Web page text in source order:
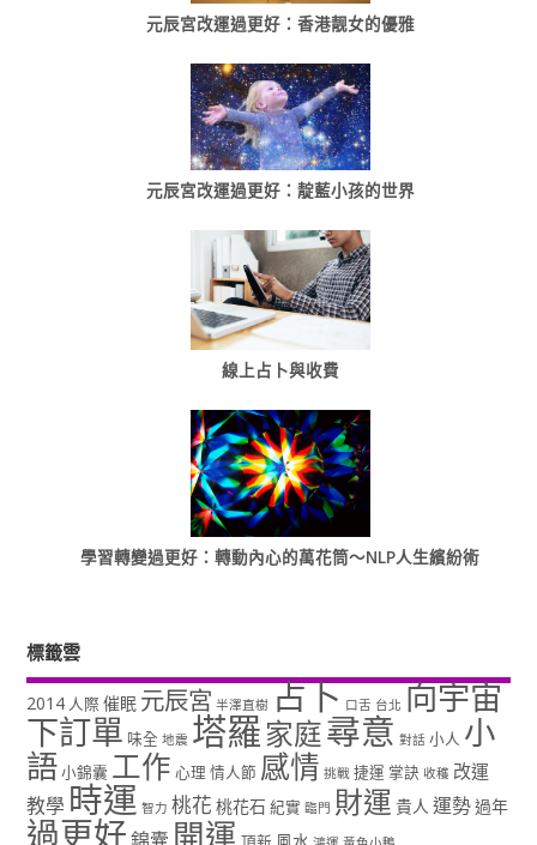
元辰宮改運過更好：香港靓女的優雅
元辰宮改運過更好：靛藍小孩的世界
線上占卜與收費
學習轉變過更好：轉動內心的萬花筒～NLP人生繽紛術
標籤雲
2014人際 催眠 元辰宮 半澤直樹 占卜 口舌 台北 向宇宙
下訂單 味全 地震 塔羅家庭尋意 對話 小人 小
語小錦囊 工作 心理情人節 感情 挑戰 捷運 掌訣 收穫 改運
教學 時運 智力 桃花 桃花石 紀實 臨門 財運 貴人 運勢過年
過更好 開運